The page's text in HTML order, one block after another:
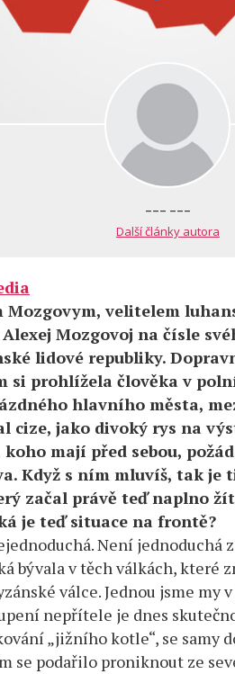
--- ---
Další články autora
Mozgovym, velitelem
Mozgovoj na čísle
lidové republiky.
si prohlížela člověka v
hlavního města,
cize, jako divoký rys na
mají před sebou,
Když s ním mluvíš, tak je
začal právě teď naplno
je teď situace na frontě?
Není
bývala v těch válkách, které
válce. Jednou jsme
nepřítele je dnes
„jižního kotle“, se samy
se podařilo proniknout ze